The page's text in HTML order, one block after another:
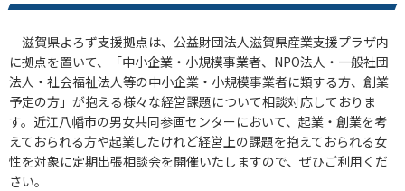
滋賀県よろず支援拠点は、公益財団法人滋賀県産業支援プラザ内
に拠点を置いて、「中小企業・小規模事業者、NPO法人・一般社団
法人・社会福祉法人等の中小企業・小規模事業者に類する方、創業
予定の方」が抱える様々な経営課題について相談対応しておりま
す。近江八幡市の男女共同参画センターにおいて、起業・創業を考
えておられる方や起業したけれど経営上の課題を抱えておられる女
性を対象に定期出張相談会を開催いたしますので、ぜひご利用くだ
さい。